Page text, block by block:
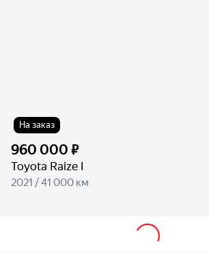
На заказ
960 000 ₽
Toyota Raize I
2021 / 41 000 км